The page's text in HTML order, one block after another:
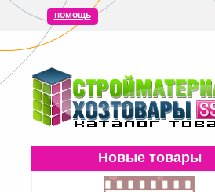
помощь
Новые товары